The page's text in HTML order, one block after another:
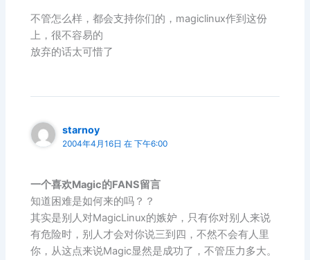
不管怎么样，都会支持你们的，magiclinux作到这份
上，很不容易的
放弃的话太可惜了
starnoy
2004年4月16日 在 下午6:00
一个喜欢Magic的FANS留言
知道困难是如何来的吗？？
其实是别人对MagicLinux的嫉妒，只有你对别人来说
有危险时，别人才会对你说三到四，不然不会有人里
你，从这点来说Magic显然是成功了，不管压力多大。